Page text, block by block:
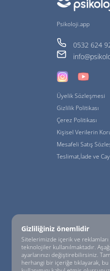
Psikoloji.app
0532 624
Üyelik Sözleşmesi
Gizlilik Politikası
Çerez Politikası
Kişisel Verilerin
Mesafeli Satış
Teslimat,İade ve
© psikoloji.APP -
Gizliliğiniz önemlidir
Sitelerimizde içerik ve
teknolojiler kullanılmaktadır.
ayarlarınızı değiştirebilirsiniz.
herhangi bir içeriğe tıklayarak,